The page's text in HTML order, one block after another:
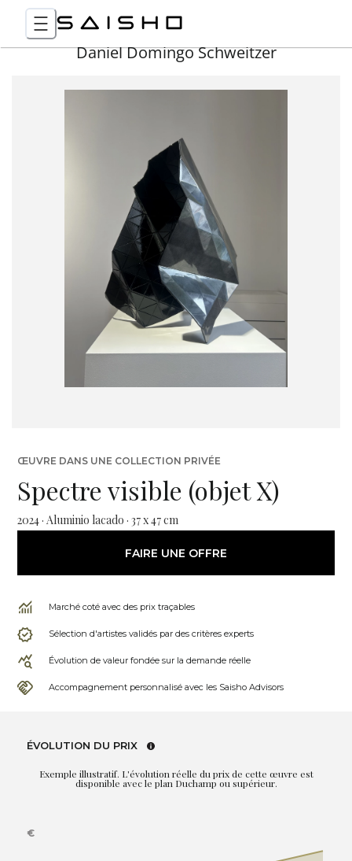
Daniel Domingo Schweitzer
ŒUVRE DANS UNE COLLECTION PRIVÉE
Spectre visible (objet X)
2024 · Aluminio lacado · 37 x 47 cm
FAIRE UNE OFFRE
Marché coté avec des prix traçables
Sélection d'artistes validés par des critères experts
Évolution de valeur fondée sur la demande réelle
Accompagnement personnalisé avec les Saisho Advisors
ÉVOLUTION DU PRIX
Exemple illustratif. L'évolution réelle du prix de cette œuvre est
disponible avec le plan Duchamp ou supérieur.